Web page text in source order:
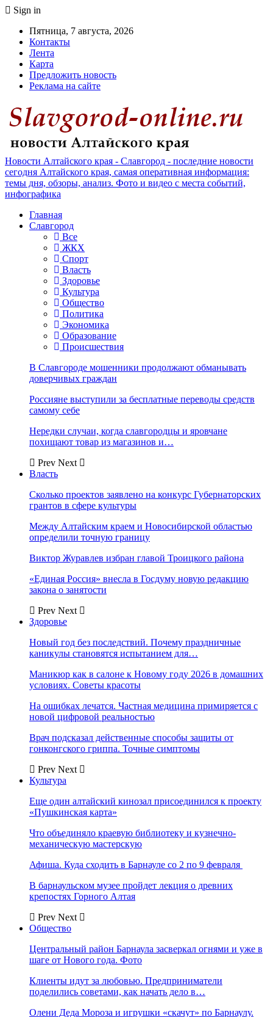
Sign in
Пятница, 7 августа, 2026
Контакты
Лента
Карта
Предложить новость
Реклама на сайте
Новости Алтайского края - Славгород - последние новости
сегодня Алтайского края, самая оперативная информация:
темы дня, обзоры, анализ. Фото и видео с места событий,
инфографика
Главная
Славгород
Все
ЖКХ
Спорт
Власть
Здоровье
Культура
Общество
Политика
Экономика
Образование
Происшествия
В Славгороде мошенники продолжают обманывать
доверчивых граждан
Россияне выступили за бесплатные переводы средств
самому себе
Нередки случаи, когда славгородцы и яровчане
похищают товар из магазинов и…
Prev Next
Власть
Сколько проектов заявлено на конкурс Губернаторских
грантов в сфере культуры
Между Алтайским краем и Новосибирской областью
определили точную границу
Виктор Журавлев избран главой Троицкого района
«Единая Россия» внесла в Госдуму новую редакцию
закона о занятости
Prev Next
Здоровье
Новый год без последствий. Почему праздничные
каникулы становятся испытанием для…
Маникюр как в салоне к Новому году 2026 в домашних
условиях. Советы красоты
На ошибках лечатся. Частная медицина примиряется с
новой цифровой реальностью
Врач подсказал действенные способы защиты от
гонконгского гриппа. Точные симптомы
Prev Next
Культура
Еще один алтайский кинозал присоединился к проекту
«Пушкинская карта»
Что объединяло краевую библиотеку и кузнечно-
механическую мастерскую
Афиша. Куда сходить в Барнауле со 2 по 9 февраля
В барнаульском музее пройдет лекция о древних
крепостях Горного Алтая
Prev Next
Общество
Центральный район Барнаула засверкал огнями и уже в
шаге от Нового года. Фото
Клиенты идут за любовью. Предприниматели
поделились советами, как начать дело в…
Олени Деда Мороза и игрушки «скачут» по Барнаулу.